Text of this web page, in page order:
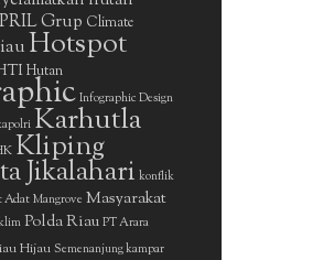
Grup Climate
Hotspot
Hutan
Infographic Design
Karhutla
Kliping
Jikalahari konflik
Adat Mangrove Masyarakat
Polda Riau PT Arara
Hijau Semenanjung kampar